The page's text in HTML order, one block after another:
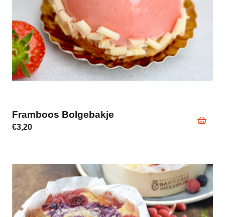
Framboos Bolgebakje
€3,20